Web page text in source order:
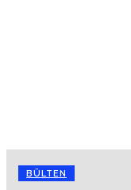
BÜLTEN